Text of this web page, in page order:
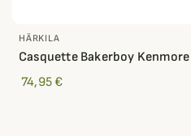
HÄRKILA
Casquette Bakerboy
74,95 €